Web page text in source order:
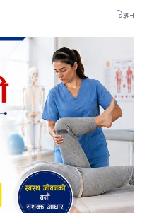
विज्ञापन